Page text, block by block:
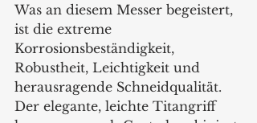
Was an diesem Messer begeistert,
ist die extreme
Korrosionsbeständigkeit,
Robustheit, Leichtigkeit und
herausragende Schneidqualität.
Der elegante, leichte Titangriff